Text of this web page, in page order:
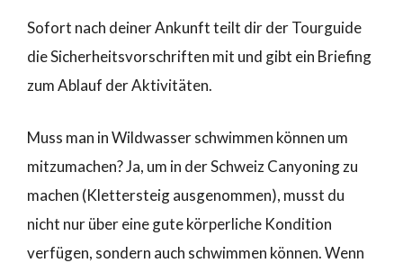
Sofort nach deiner Ankunft teilt dir der Tourguide
die Sicherheitsvorschriften mit und gibt ein Briefing
zum Ablauf der Aktivitäten.
Muss man in Wildwasser schwimmen können um
mitzumachen? Ja, um in der Schweiz Canyoning zu
machen (Klettersteig ausgenommen), musst du
nicht nur über eine gute körperliche Kondition
verfügen, sondern auch schwimmen können. Wenn